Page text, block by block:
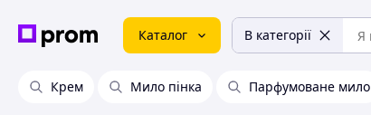
Каталог В категорії
Крем Мило пінка Парфумоване мило